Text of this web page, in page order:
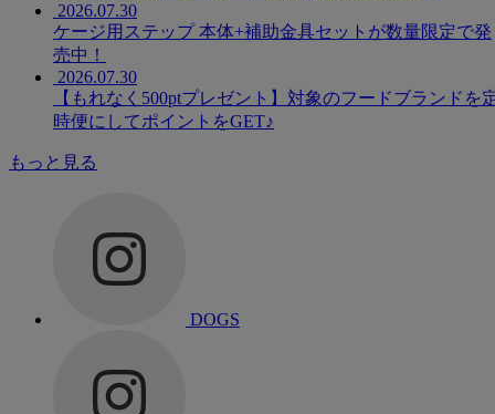
2026.07.30
ケージ用ステップ 本体+補助金具セットが数量限定で発
売中！
2026.07.30
【もれなく500ptプレゼント】対象のフードブランドを
時便にしてポイントをGET♪
もっと見る
DOGS